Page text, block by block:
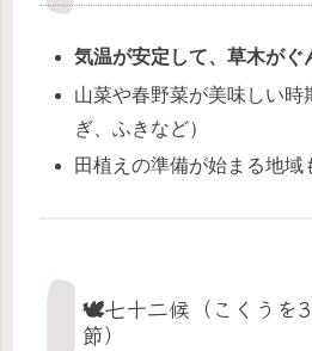
気温が安定して、草木がぐ
山菜や春野菜が美味しい時
ぎ、ふきなど）
田植えの準備が始まる地域
🕊️七十二候（こくうを
節）